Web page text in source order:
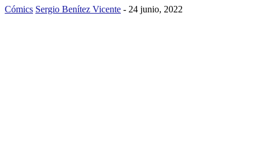
Cómics Sergio Benítez Vicente - 24 junio, 2022